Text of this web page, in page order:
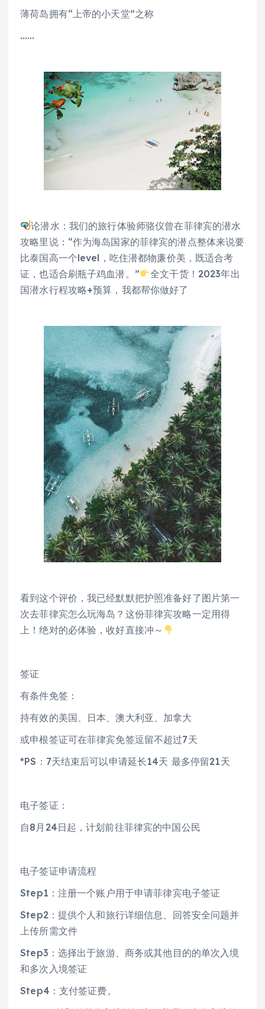
薄荷岛拥有“上帝的小天堂”之称
……
论潜水：我们的旅行体验师骆仪曾在菲律宾的潜水
攻略里说：“作为海岛国家的菲律宾的潜点整体来说要
比泰国高一个level，吃住潜都物廉价美，既适合考
证，也适合刷瓶子鸡血潜。”
全文干货！2023年出
国潜水行程攻略+预算，我都帮你做好了
看到这个评价，我已经默默把护照准备好了图片第一
次去菲律宾怎么玩海岛？这份菲律宾攻略一定用得
上！绝对的必体验，收好直接冲～
签证
有条件免签：
持有效的美国、日本、澳大利亚、加拿大
或申根签证可在菲律宾免签逗留不超过7天
*PS：7天结束后可以申请延长14天 最多停留21天
电子签证：
自8月24日起，计划前往菲律宾的中国公民
电子签证申请流程
Step1：注册一个账户用于申请菲律宾电子签证
Step2：提供个人和旅行详细信息、回答安全问题并
上传所需文件
Step3：选择出于旅游、商务或其他目的的单次入境
和多次入境签证
Step4：支付签证费。